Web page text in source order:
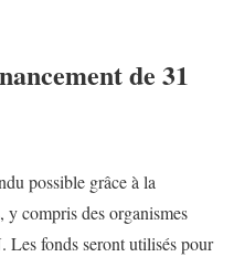
de 31
possible grâce à la
y compris des organismes
Les fonds seront utilisés pour